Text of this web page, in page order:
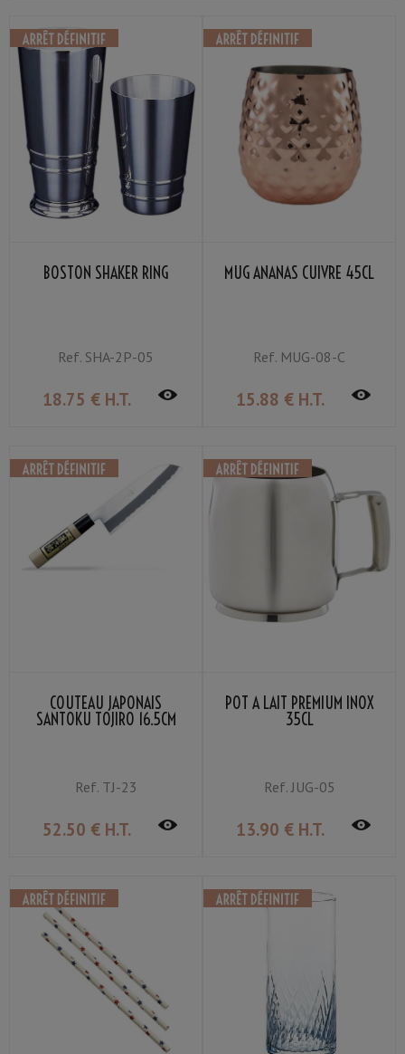
BOSTON SHAKER RING
Ref. SHA-2P-05
18.75 € H.T.
MUG ANANAS CUIVRE 45CL
Ref. MUG-08-C
15.88 € H.T.
COUTEAU JAPONAIS
SANTOKU TOJIRO 16.5CM
Ref.TJ-23
52.50 € H.T.
POT À LAIT PREMIUM INOX
35CL
Ref.JUG-05
13.90 € H.T.